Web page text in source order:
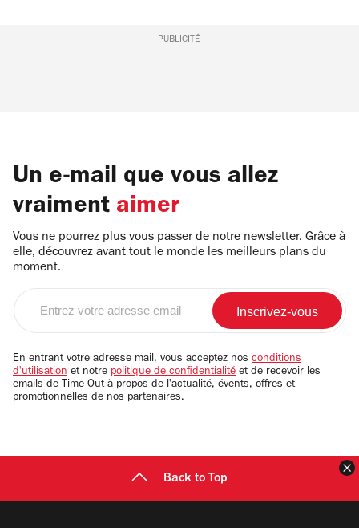
PUBLICITÉ
Un e-mail que vous allez
vraiment aimer
Vous ne pourrez plus vous passer de notre newsletter. Grâce à
elle, découvrez avant tout le monde les meilleurs plans du
moment.
email
En entrant votre adresse mail, vous acceptez nos conditions
d'utilisation et notre politique de confidentialité et de recevoir les
emails de Time Out à propos de l'actualité, évents, offres et
promotionnelles de nos partenaires.
Back to Top